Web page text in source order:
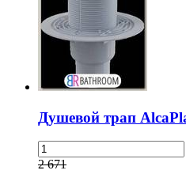
Душевой трап
2 671